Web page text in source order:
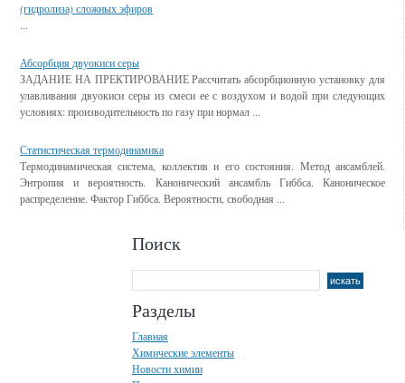
(гидролиза) сложных эфиров
...
Абсорбция двуокиси серы
ЗАДАНИЕ НА ПРЕКТИРОВАНИЕ Рассчитать абсорбционную установку для
улавливания двуокиси серы из смеси ее с воздухом и водой при следующих
условиях: производительность по газу при нормал ...
Статистическая термодинамика
Термодинамическая система, коллектив и его состояния. Метод ансамблей.
Энтропия и вероятность. Канонический ансамбль Гиббса. Каноническое
распределение. Фактор Гиббса. Вероятности, свободная ...
Поиск
Разделы
Главная
Химические элементы
Новости химии